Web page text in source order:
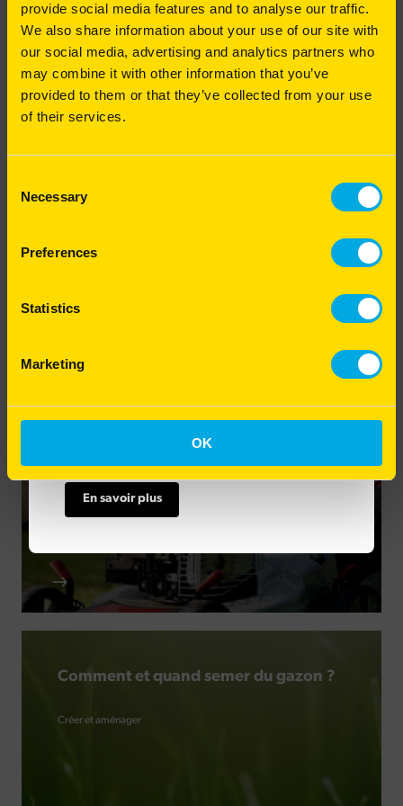
provide social media features and to analyse our traffic.
We also share information about your use of our site with
our social media, advertising and analytics partners who
may combine it with other information that you’ve
provided to them or that they’ve collected from your use
of their services.
Selection
Necessary
Preferences
Statistics
Marketing
OK
Tous les conseils dumois de
Octobre
Comment avoir une pelouse
Créer et aménager
Comment avoir une belle pelouse ?
Créer et aménager Rénover son jardin
Comment et quand semer du gazon ?
Créer et aménager
pour garantir une bonne circulation de l'eau et de
l'air, tout en maintenant un sol riche en matière
organique et en nutriments. Elles permettent de
préserver durablement la qualité du sol et
d'optimiser les bénéfices de la tonte, de l'arrosage
et de la fertilisation.
En savoir plus